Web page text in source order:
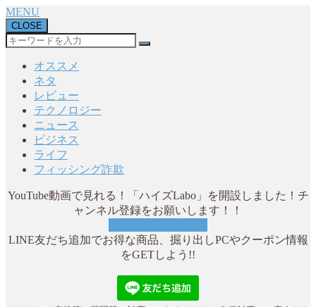
MENU
CLOSE
オススメ
ネタ
レビュー
テクノロジー
ニュース
ビジネス
ライフ
フィッシング詐欺
YouTube動画で見れる！「ハイズLabo」を開設しました！チ
ャンネル登録をお願いします！！
LINE友だち追加でお得な商品、掘り出しPCやクーポン情報
をGETしよう!!